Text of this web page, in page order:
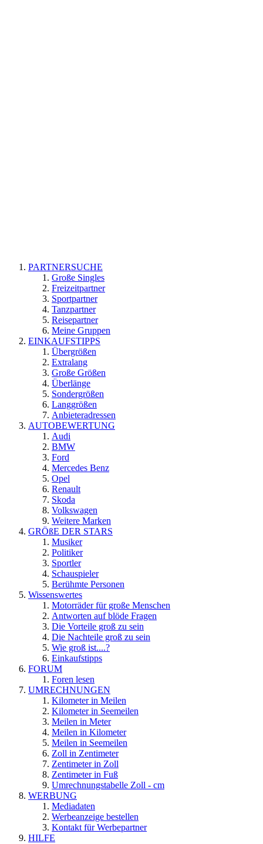
PARTNERSUCHE
Große Singles
Freizeitpartner
Sportpartner
Tanzpartner
Reisepartner
Meine Gruppen
EINKAUFSTIPPS
Übergrößen
Extralang
Große Größen
Überlänge
Sondergrößen
Langgrößen
Anbieteradressen
AUTOBEWERTUNG
Audi
BMW
Ford
Mercedes Benz
Opel
Renault
Skoda
Volkswagen
Weitere Marken
GRÖßE DER STARS
Musiker
Politiker
Sportler
Schauspieler
Berühmte Personen
Wissenswertes
Motorräder für große Menschen
Antworten auf blöde Fragen
Die Vorteile groß zu sein
Die Nachteile groß zu sein
Wie groß ist....?
Einkaufstipps
FORUM
Foren lesen
UMRECHNUNGEN
Kilometer in Meilen
Kilometer in Seemeilen
Meilen in Meter
Meilen in Kilometer
Meilen in Seemeilen
Zoll in Zentimeter
Zentimeter in Zoll
Zentimeter in Fuß
Umrechnungstabelle Zoll - cm
WERBUNG
Mediadaten
Werbeanzeige bestellen
Kontakt für Werbepartner
HILFE